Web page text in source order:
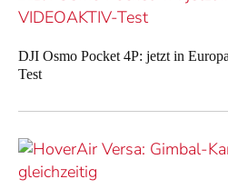
DJI Osmo Pocket 4P: jetzt in
Test